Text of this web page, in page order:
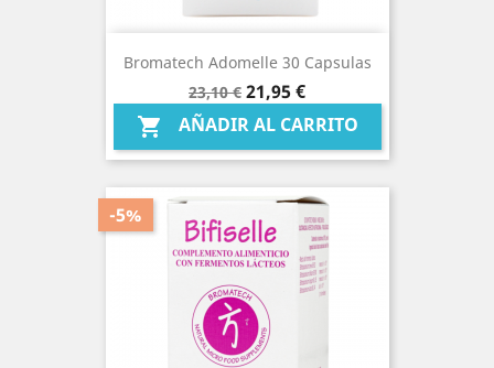
Bromatech Adomelle 30 Capsulas
Precio
base
23,10 € Precio
21,95 €
 AÑADIR AL CARRITO
-5%